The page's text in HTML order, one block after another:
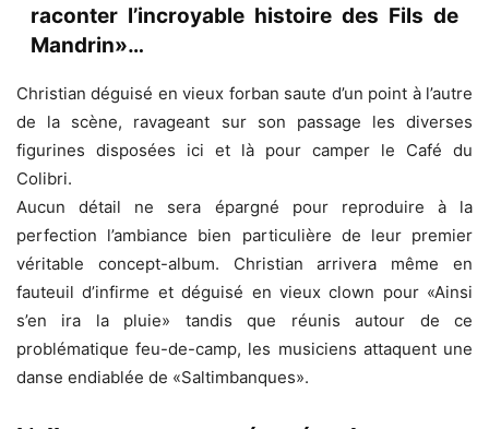
raconter l’incroyable histoire des Fils de
Mandrin»…
Christian déguisé en vieux forban saute d’un point à l’autre
de la scène, ravageant sur son passage les diverses
figurines disposées ici et là pour camper le Café du
Colibri.
Aucun détail ne sera épargné pour reproduire à la
perfection l’ambiance bien particulière de leur premier
véritable concept-album. Christian arrivera même en
fauteuil d’infirme et déguisé en vieux clown pour «Ainsi
s’en ira la pluie» tandis que réunis autour de ce
problématique feu-de-camp, les musiciens attaquent une
danse endiablée de «Saltimbanques».